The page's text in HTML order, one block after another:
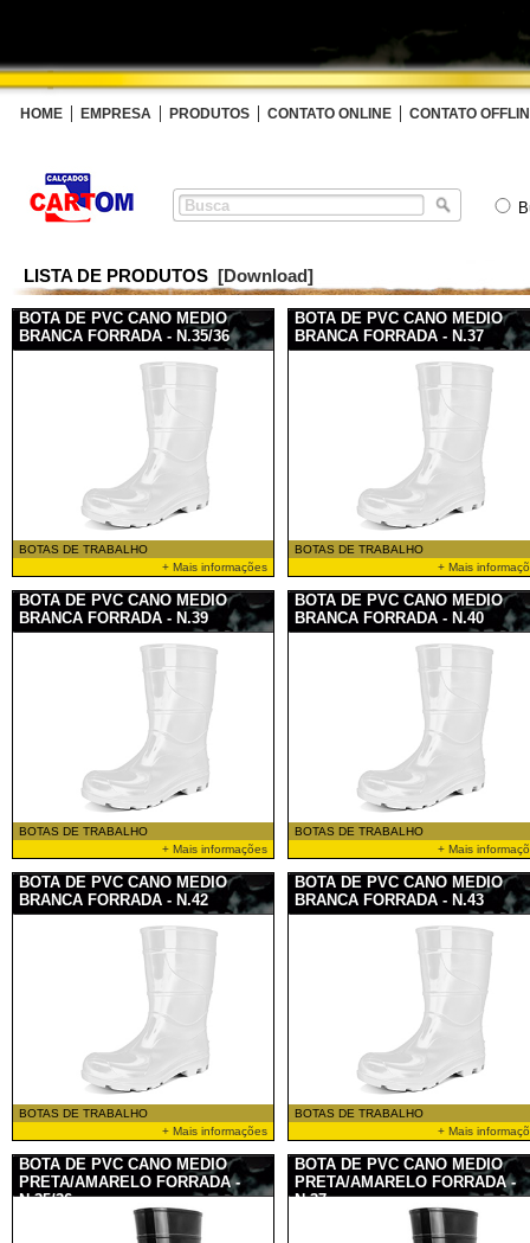
HOME EMPRESA PRODUTOS CONTATO ONLINE CONTATO
LISTA DE PRODUTOS [Download]
BOTA DE PVC CANO MEDIO
BRANCA FORRADA - N.35/36
BOTAS DE TRABALHO
+ Mais informações
BOTA DE PVC CANO MEDIO
BRANCA FORRADA - N.37
BOTAS DE TRABALHO
+ Mais
BOTA DE PVC CANO MEDIO
BRANCA FORRADA - N.39
BOTAS DE TRABALHO
+ Mais informações
BOTA DE PVC CANO MEDIO
BRANCA FORRADA - N.40
BOTAS DE TRABALHO
+ Mais
BOTA DE PVC CANO MEDIO
BRANCA FORRADA - N.42
BOTAS DE TRABALHO
+ Mais informações
BOTA DE PVC CANO MEDIO
BRANCA FORRADA - N.43
BOTAS DE TRABALHO
+ Mais
BOTA DE PVC CANO MEDIO
PRETA/AMARELO FORRADA -
N.35/36
BOTA DE PVC CANO MEDIO
PRETA/AMARELO FORRADA -
N.37